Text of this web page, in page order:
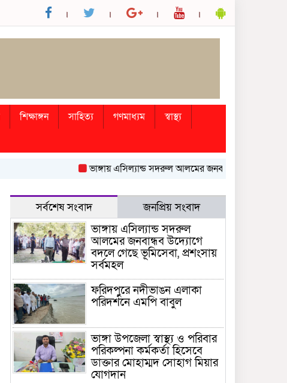
শিক্ষাঙ্গন সাহিত্য গণমাধ্যম
স্বাস্থ্য
ভাঙ্গায় এসিল্যান্ড সদরুল আলমের জনবান্ধব উদ্যোগে বদলে
সর্বশেষ সংবাদ জনপ্রিয় সংবাদ
ভাঙ্গায় এসিল্যান্ড সদরুল
আলমের জনবান্ধব উদ্যোগে
বদলে গেছে ভূমিসেবা, প্রশংসায়
সর্বমহল
ফরিদপুরে নদীভাঙন এলাকা
পরিদর্শনে এমপি বাবুল
ভাঙ্গা উপজেলা স্বাস্থ্য ও পরিবার
পরিকল্পনা কর্মকর্তা হিসেবে
ডাক্তার মোহাম্মদ সোহাগ মিয়ার
যোগদান